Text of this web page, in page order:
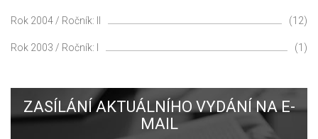
Rok 2004 / Ročník: II (12)
Rok 2003 / Ročník: I (1)
ZASÍLÁNÍ AKTUÁLNÍHO VYDÁNÍ NA E-
MAIL